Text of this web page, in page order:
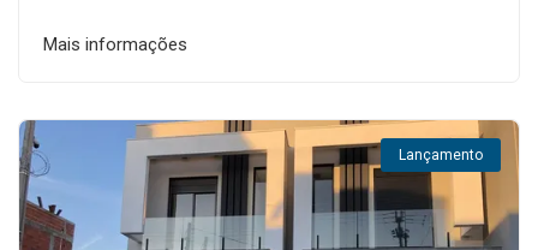
Mais informações
Lançamento